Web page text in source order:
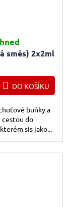
směs) 2x2ml
DO KOŠÍKU
buňky a
cestou do
sis jako...